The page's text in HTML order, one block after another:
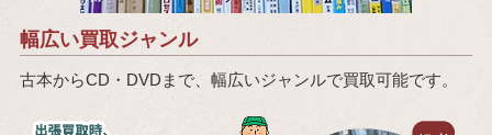
幅広い買取ジャンル
古本からCD・DVDまで、幅広いジャンルで買取可能です。